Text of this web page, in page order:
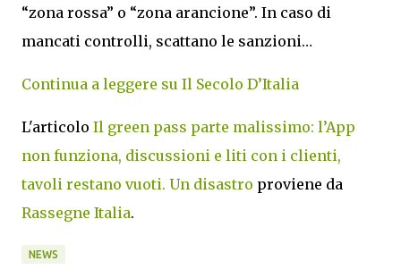
“zona rossa” o “zona arancione”. In caso di
mancati controlli, scattano le sanzioni…
Continua a leggere su Il Secolo D’Italia
L'articolo Il green pass parte malissimo: l’App
non funziona, discussioni e liti con i clienti,
tavoli restano vuoti. Un disastro proviene da
Rassegne Italia.
NEWS